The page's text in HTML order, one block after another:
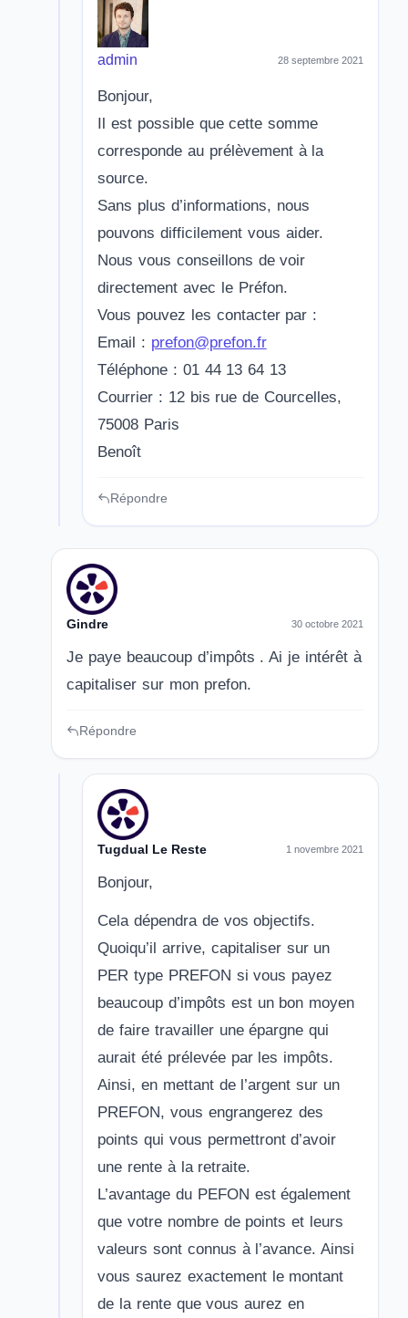
admin 28 septembre 2021
Bonjour,
Il est possible que cette somme
corresponde au prélèvement à la
source.
Sans plus d’informations, nous
pouvons difficilement vous aider.
Nous vous conseillons de voir
directement avec le Préfon.
Vous pouvez les contacter par :
Email : prefon@prefon.fr
Téléphone : 01 44 13 64 13
Courrier : 12 bis rue de Courcelles,
75008 Paris
Benoît
Répondre
Gindre 30 octobre 2021
Je paye beaucoup d’impôts . Ai je intérêt à
capitaliser sur mon prefon.
Répondre
Tugdual Le Reste 1 novembre 2021
Bonjour,
Cela dépendra de vos objectifs.
Quoiqu’il arrive, capitaliser sur un
PER type PREFON si vous payez
beaucoup d’impôts est un bon moyen
de faire travailler une épargne qui
aurait été prélevée par les impôts.
Ainsi, en mettant de l’argent sur un
PREFON, vous engrangerez des
points qui vous permettront d’avoir
une rente à la retraite.
L’avantage du PEFON est également
que votre nombre de points et leurs
valeurs sont connus à l’avance. Ainsi
vous saurez exactement le montant
de la rente que vous aurez en